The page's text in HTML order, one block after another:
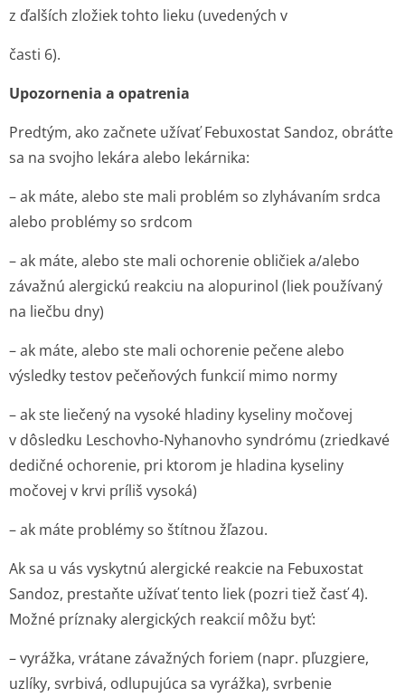
z ďalších zložiek tohto lieku (uvedených v
časti 6).
Upozornenia a opatrenia
Predtým, ako začnete užívať Febuxostat Sandoz, obráťte
sa na svojho lekára alebo lekárnika:
– ak máte, alebo ste mali problém so zlyhávaním srdca
alebo problémy so srdcom
– ak máte, alebo ste mali ochorenie obličiek a/alebo
závažnú alergickú reakciu na alopurinol (liek používaný
na liečbu dny)
– ak máte, alebo ste mali ochorenie pečene alebo
výsledky testov pečeňových funkcií mimo normy
– ak ste liečený na vysoké hladiny kyseliny močovej
v dôsledku Leschovho-Nyhanovho syndrómu (zriedkavé
dedičné ochorenie, pri ktorom je hladina kyseliny
močovej v krvi príliš vysoká)
– ak máte problémy so štítnou žľazou.
Ak sa u vás vyskytnú alergické reakcie na Febuxostat
Sandoz, prestaňte užívať tento liek (pozri tiež časť 4).
Možné príznaky alergických reakcií môžu byť:
– vyrážka, vrátane závažných foriem (napr. pľuzgiere,
uzlíky, svrbivá, odlupujúca sa vyrážka), svrbenie